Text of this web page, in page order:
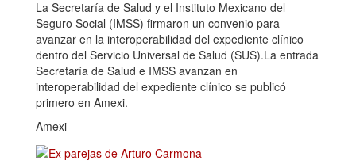
La Secretaría de Salud y el Instituto Mexicano del
Seguro Social (IMSS) firmaron un convenio para
avanzar en la interoperabilidad del expediente clínico
dentro del Servicio Universal de Salud (SUS).La entrada
Secretaría de Salud e IMSS avanzan en
interoperabilidad del expediente clínico se publicó
primero en Amexi.
Amexi